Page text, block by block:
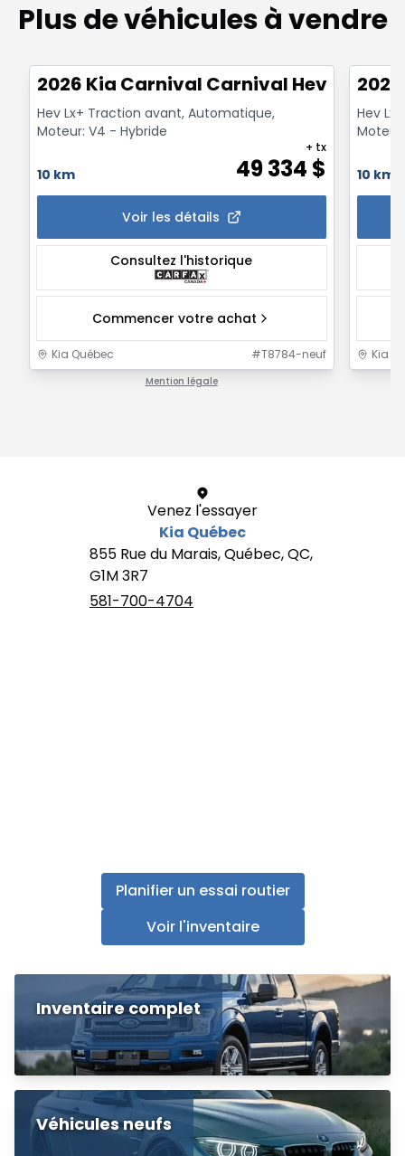
Plus de véhicules à vendre
2026 Kia Carnival Carnival Hev Lx+
Hev Lx+ Traction avant, Automatique,
Moteur: V4 - Hybride
10 km 49 334 $
+ tx
Voir les détails
Consultez l'historique
Commencer votre achat
Kia Québec #T8784-neuf
Mention légale
Hev
10 km
Kia
Venez l'essayer
Kia Québec
855 Rue du Marais, Québec, QC,
G1M 3R7
581-700-4704
Planifier un essai routier
Voir l'inventaire
Inventaire complet
Véhicules neufs